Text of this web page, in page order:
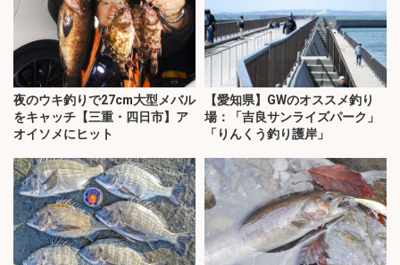
夜のウキ釣りで27cm大型メバル
をキャッチ【三重・四日市】ア
オイソメにヒット
【愛知県】GWのオススメ釣り
場：「吉良サンライズパーク」
「りんくう釣り護岸」